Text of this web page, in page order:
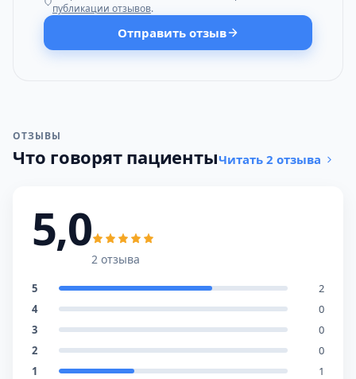
публикации отзывов.
Отправить отзыв
ОТЗЫВЫ
Что говорят пациентыЧитать 2 отзыва
5,0
2 отзыва
5
2
4
0
3
0
2
0
1
1